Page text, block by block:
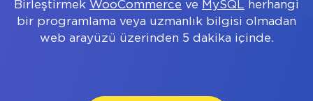
Birleştirmek WooCommerce ve MySQL herhangi
bir programlama veya uzmanlık bilgisi olmadan
web arayüzü üzerinden 5 dakika içinde.